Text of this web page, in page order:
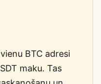
BTC adresi
maku. Tas